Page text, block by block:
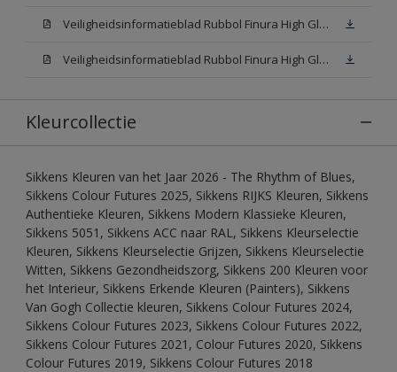
Veiligheidsinformatieblad Rubbol Finura High Gloss White (MSDS)
Veiligheidsinformatieblad Rubbol Finura High Gloss N00 (MSDS)
Kleurcollectie
Sikkens Kleuren van het Jaar 2026 - The Rhythm of Blues,
Sikkens Colour Futures 2025, Sikkens RIJKS Kleuren, Sikkens
Authentieke Kleuren, Sikkens Modern Klassieke Kleuren,
Sikkens 5051, Sikkens ACC naar RAL, Sikkens Kleurselectie
Kleuren, Sikkens Kleurselectie Grijzen, Sikkens Kleurselectie
Witten, Sikkens Gezondheidszorg, Sikkens 200 Kleuren voor
het Interieur, Sikkens Erkende Kleuren (Painters), Sikkens
Van Gogh Collectie kleuren, Sikkens Colour Futures 2024,
Sikkens Colour Futures 2023, Sikkens Colour Futures 2022,
Sikkens Colour Futures 2021, Colour Futures 2020, Sikkens
Colour Futures 2019, Sikkens Colour Futures 2018